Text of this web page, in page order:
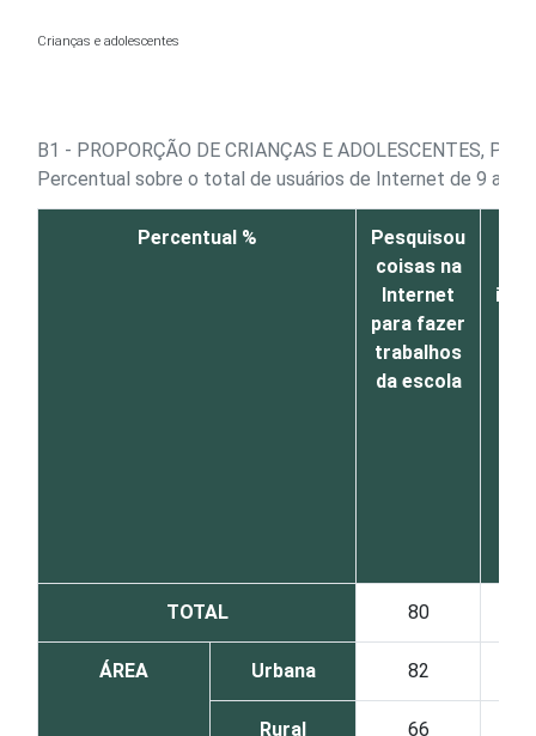
Crianças e adolescentes
B1 - PROPORÇÃO DE CRIANÇAS E ADOLESCENTES,
Percentual sobre o total de usuários de Internet de 9 a 17
Percentual %
Pesquisou
coisas na
Internet
para fazer
trabalhos
da escola
TOTAL 80
ÁREA Urbana 82
Rural 66